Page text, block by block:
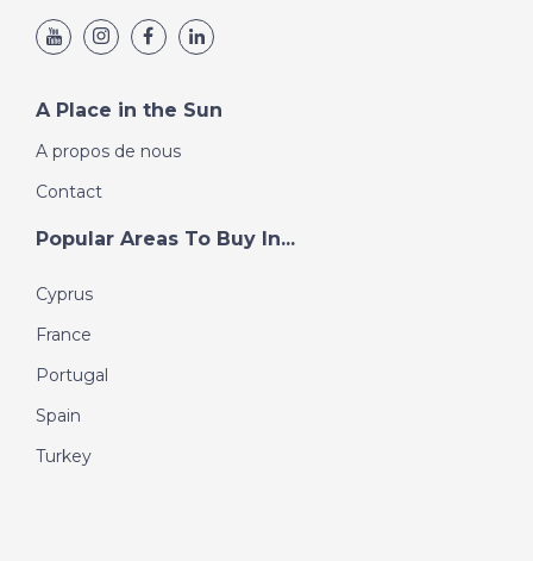
A Place in the Sun
A propos de nous
Contact
Popular Areas To Buy In...
Cyprus
France
Portugal
Spain
Turkey